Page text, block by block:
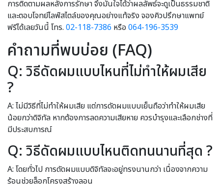
การติดตามผลหลังการรักษา จึงมั่นใจได้ว่าผลลัพธ์จะดูเป็นธรรมชาติ
และตอบโจทย์ไลฟ์สไตล์ของคุณอย่างแท้จริง จองคิวปรึกษาแพทย์
ฟรีได้เลยวันนี้ โทร. 02-118-7386 หรือ 064-196-3539
คำถามที่พบบ่อย (FAQ)
Q: วิธีดัดผมแบบไหนที่ไม่ทำให้ผมเสีย
?
A: ไม่มีวิธีที่ไม่ทำให้ผมเสีย แต่การดัดผมแบบเย็นถือว่าทำให้ผมเสีย
น้อยกว่าดิจิทัล หากต้องการลดความเสียหาย ควรบำรุงและเลือกช่างที่
มีประสบการณ์
Q: วิธีดัดผมแบบไหนติดทนนานที่สุด ?
A: โดยทั่วไป การดัดผมแบบดิจิทัลจะอยู่ทรงนานกว่า เนื่องจากความ
ร้อนช่วยล็อกโครงสร้างลอน